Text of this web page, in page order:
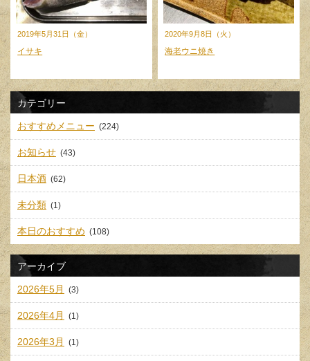
2019年5月31日（金）
イサキ
2020年9月8日（火）
海老ウニ焼き
カテゴリー
おすすめメニュー (224)
お知らせ (43)
日本酒 (62)
未分類 (1)
本日のおすすめ (108)
アーカイブ
2026年5月 (3)
2026年4月 (1)
2026年3月 (1)